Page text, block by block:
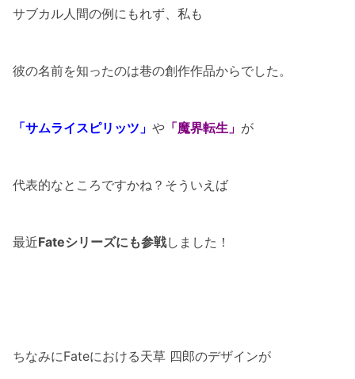
サブカル人間の例にもれず、私も
彼の名前を知ったのは巷の創作作品からでした。
「サムライスピリッツ」 や 「魔界転生」 が
代表的なところですかね？そういえば
最近Fateシリーズにも参戦しました！
ちなみにFateにおける天草 四郎のデザインが